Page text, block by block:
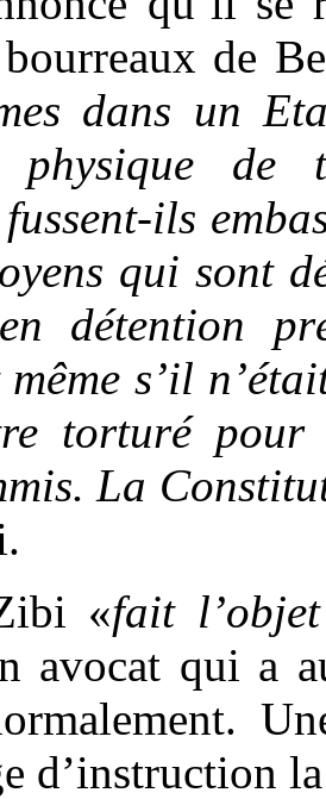
de
dans un
physique de
fussent-ils
qui sont
détention
même s’il
torturé pour
La
«fait
avocat qui a
d’instruction